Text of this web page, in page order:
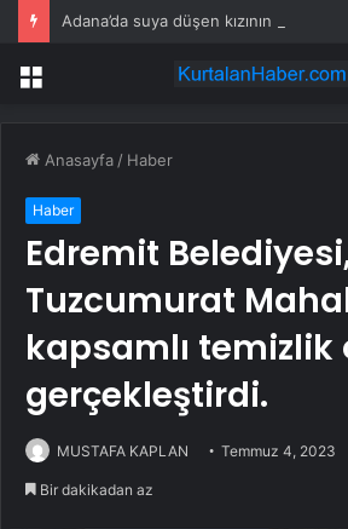
Menü
Anasayfa / Haber
Haber
Edremit
Tuzcumurat
kapsamlı temizlik
gerçekleştirdi.
MUSTAFA KAPLAN Temmuz 4, 2023
Bir dakikadan az